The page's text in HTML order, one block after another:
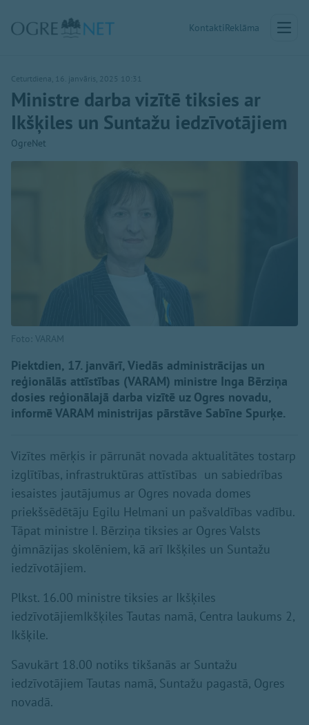
KontaktiReklāma
Ceturtdiena, 16. janvāris, 2025 10:31
Ministre darba vizītē tiksies ar
Ikšķiles un Suntažu iedzīvotājiem
OgreNet
Foto: VARAM
Piektdien, 17. janvārī, Viedās administrācijas un
reģionālās attīstības (VARAM) ministre Inga Bērziņa
dosies reģionālajā darba vizītē uz Ogres novadu,
informē VARAM ministrijas pārstāve Sabīne Spurķe.
Vizītes mērķis ir pārrunāt novada aktualitātes tostarp
izglītības, infrastruktūras attīstības un sabiedrības
iesaistes jautājumus ar Ogres novada domes
priekšsēdētāju Egilu Helmani un pašvaldības vadību.
Tāpat ministre I. Bērziņa tiksies ar Ogres Valsts
ģimnāzijas skolēniem, kā arī Ikšķiles un Suntažu
iedzīvotājiem.
Plkst. 16.00 ministre tiksies ar Ikšķiles
iedzīvotājiemIkšķiles Tautas namā, Centra laukums 2,
Ikšķile.
Savukārt 18.00 notiks tikšanās ar Suntažu
iedzīvotājiem Tautas namā, Suntažu pagastā, Ogres
novadā.